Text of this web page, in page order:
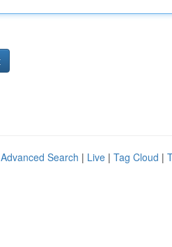
Advanced Search | Live | Tag Cloud |